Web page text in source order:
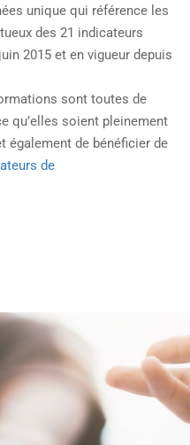
unique qui référence les
des 21 indicateurs
2015 et en vigueur depuis
sont toutes de
qu’elles soient pleinement
également de bénéficier de
de